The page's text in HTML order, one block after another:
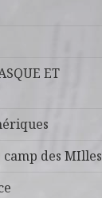
ET
camp des MIlles